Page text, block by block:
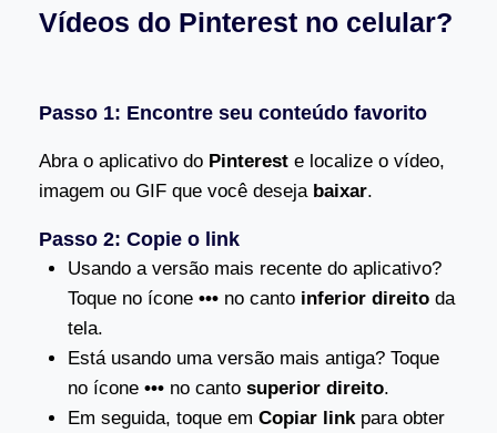
Vídeos do Pinterest no celular?
Passo 1: Encontre seu conteúdo favorito
Abra o aplicativo do Pinterest e localize o vídeo,
imagem ou GIF que você deseja baixar.
Passo 2: Copie o link
Usando a versão mais recente do aplicativo?
Toque no ícone •••no canto inferior direitoda
tela.
Está usando uma versão mais antiga? Toque
no ícone •••no canto superior direito.
Em seguida, toque em Copiar linkpara obter